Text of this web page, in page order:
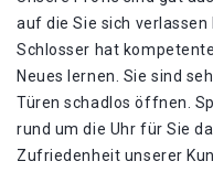
auf die Sie sich
Schlosser hat
Neues lernen. Sie sind
Türen schadlos öffnen.
rund um die Uhr für Sie
Zufriedenheit unserer